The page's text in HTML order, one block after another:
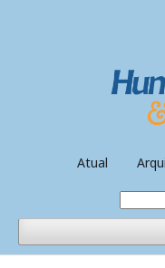
Atual